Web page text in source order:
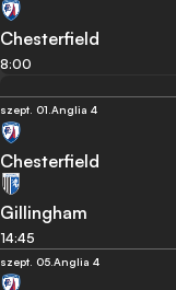
Chesterfield
8:00
szept. 01. Anglia 4
Chesterfield
Gillingham
14:45
szept. 05. Anglia 4